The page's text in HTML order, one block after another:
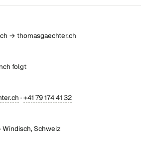
→ thomasgaechter.ch
folgt
·+41 79 174 41 32
Windisch, Schweiz